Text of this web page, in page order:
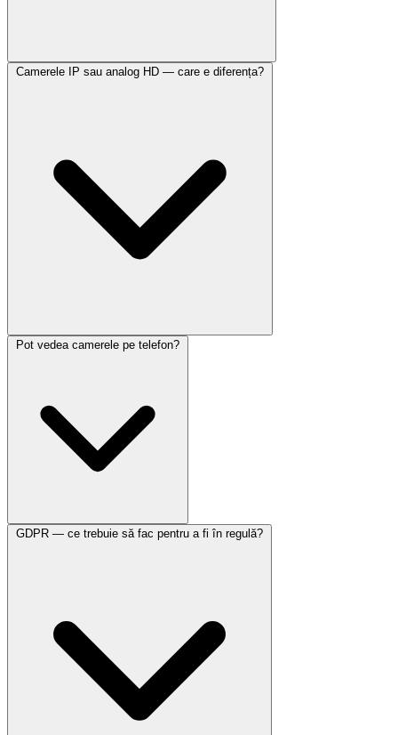
Camerele IP sau analog HD — care e diferența?
Pot vedea camerele pe telefon?
GDPR — ce trebuie să fac pentru a fi în regulă?